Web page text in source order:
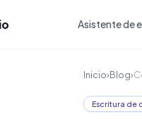
Asistente de
Inicio›Blog›
Escritura de